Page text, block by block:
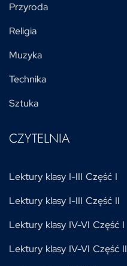
Przyroda
Religia
Muzyka
Technika
Sztuka
CZYTELNIA
Lektury klasy I-III Część I
Lektury klasy I-III Część II
Lektury klasy IV-VI Część I
Lektury klasy IV-VI Część II